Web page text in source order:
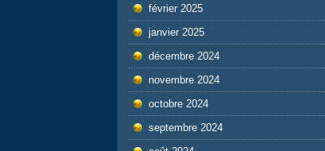
février 2025
janvier 2025
décembre 2024
novembre 2024
octobre 2024
septembre 2024